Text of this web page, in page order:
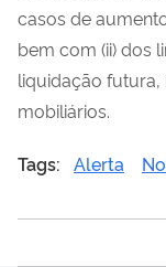
casos de
bem com (ii) dos
liquidação
mobiliários.
Tags: Alerta